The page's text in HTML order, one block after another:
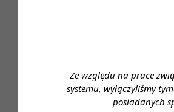
Ze względu na prace
systemu, wyłączyliśmy
posiadanych
opiniowania aktów
współpraca z
Przygotowanie,
Oczekiwania